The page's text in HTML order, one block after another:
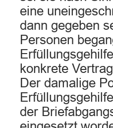
eine
dann gegeben
Personen
konkrete
Der damalige
der